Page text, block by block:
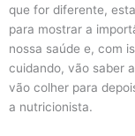
que for diferente,
para mostrar a
nossa saúde e, com
cuidando, vão saber
vão colher para
a nutricionista.